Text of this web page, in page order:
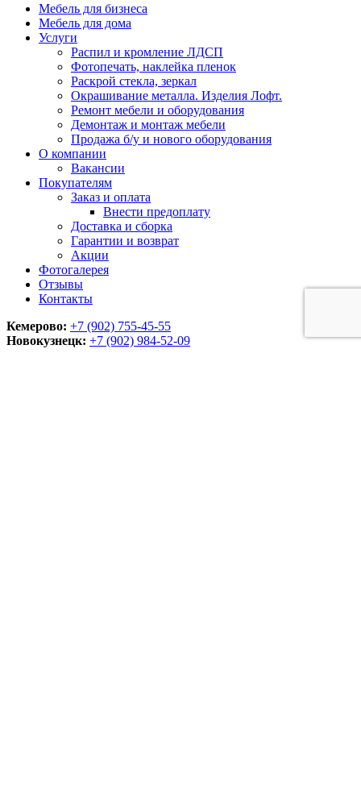
Мебель для бизнеса
Мебель для дома
Услуги
Распил и кромление ЛДСП
Фотопечать, наклейка пленок
Раскрой стекла, зеркал
Окрашивание металла. Изделия Лофт.
Ремонт мебели и оборудования
Демонтаж и монтаж мебели
Продажа б/у и нового оборудования
О компании
Вакансии
Покупателям
Заказ и оплата
Внести предоплату
Доставка и сборка
Гарантии и возврат
Акции
Фотогалерея
Отзывы
Контакты
Кемерово: +7 (902) 755-45-55
Новокузнецк: +7 (902) 984-52-09